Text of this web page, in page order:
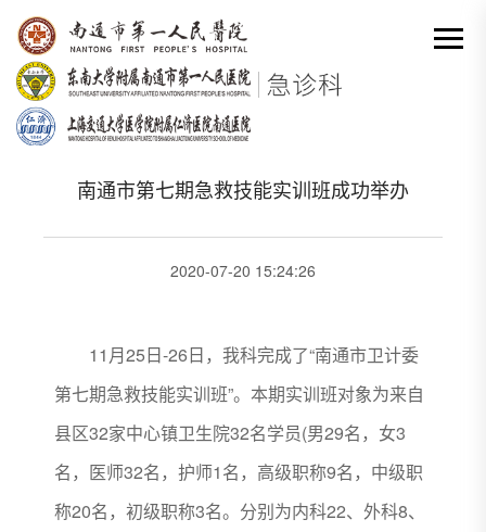
网站首页 - 科室动态详情
分类出来 
南通市第七期急救技能实训班成功举办
2020-07-20 15:24:26
11月25日-26日，我科完成了“南通市卫计委
第七期急救技能实训班”。本期实训班对象为来自
县区32家中心镇卫生院32名学员(男29名，女3
名，医师32名，护师1名，高级职称9名，中级职
称20名，初级职称3名。分别为内科22、外科8、